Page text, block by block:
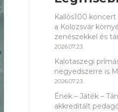
Kallós100
a Kolozsvár
zenészekkel és
2026.07.23.
Kalotaszegi
negyedszerre is
2026.07.23.
Ének – Játék –
akkreditált